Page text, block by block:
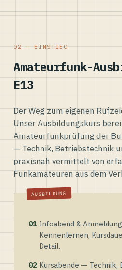
02 — EINSTIEG
Amateurfunk-
E13
Der Weg zum eigenen
Unser Ausbildungskurs
Amateurfunkprüfung der
— Technik, Betriebstechnik
praxisnah vermittelt von
Funkamateuren aus dem
01 Infoabend &
Kennenlernen,
Detail.
02 Kursabende — Technik,